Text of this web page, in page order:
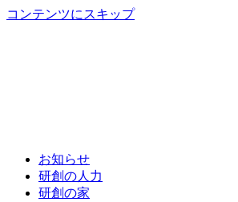
コンテンツにスキップ
お知らせ
研創の人力
研創の家